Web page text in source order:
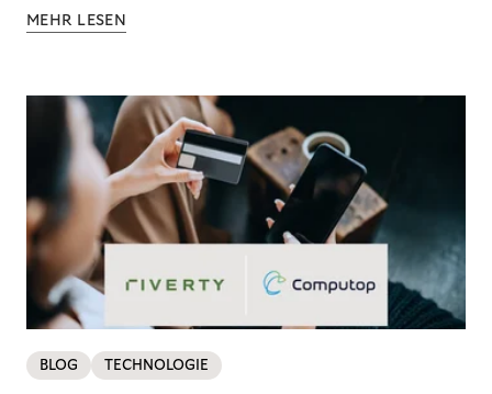
MEHR LESEN
BLOG TECHNOLOGIE